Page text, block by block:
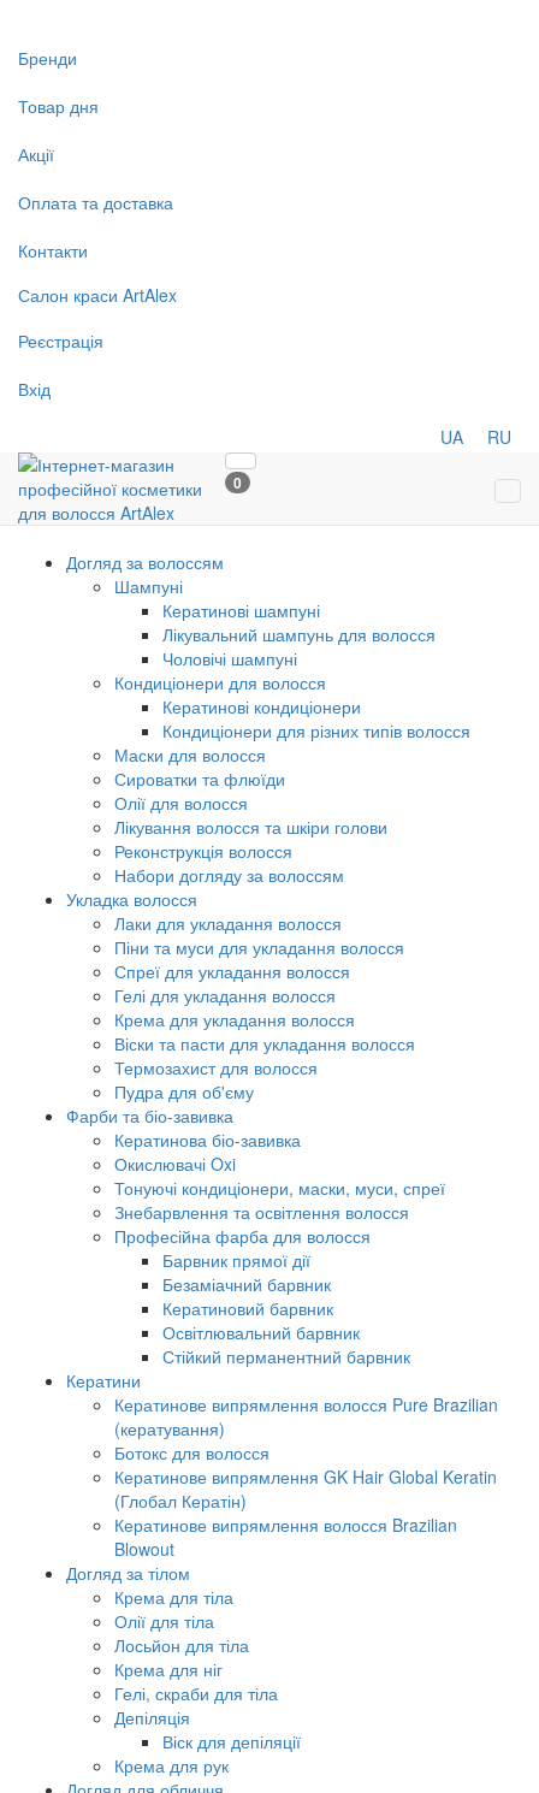
Бренди
Товар дня
Акції
Оплата та доставка
Контакти
Салон краси ArtAlex
Реєстрація
Вхід
UA RU
0
Догляд за волоссям
Шампуні
Кератинові шампуні
Лікувальний шампунь для волосся
Чоловічі шампуні
Кондиціонери для волосся
Кератинові кондиціонери
Кондиціонери для різних типів волосся
Маски для волосся
Сироватки та флюїди
Олії для волосся
Лікування волосся та шкіри голови
Реконструкція волосся
Набори догляду за волоссям
Укладка волосся
Лаки для укладання волосся
Піни та муси для укладання волосся
Спреї для укладання волосся
Гелі для укладання волосся
Крема для укладання волосся
Віски та пасти для укладання волосся
Термозахист для волосся
Пудра для об'єму
Фарби та біо-завивка
Кератинова біо-завивка
Окислювачі Oxi
Тонуючі кондиціонери, маски, муси, спреї
Знебарвлення та освітлення волосся
Професійна фарба для волосся
Барвник прямої дії
Безаміачний барвник
Кератиновий барвник
Освітлювальний барвник
Стійкий перманентний барвник
Кератини
Кератинове випрямлення волосся Pure Brazilian
(кератування)
Ботокс для волосся
Кератинове випрямлення GK Hair Global Keratin
(Глобал Кератін)
Кератинове випрямлення волосся Brazilian
Blowout
Догляд за тілом
Крема для тіла
Олії для тіла
Лосьйон для тіла
Крема для ніг
Гелі, скраби для тіла
Депіляція
Віск для депіляції
Крема для рук